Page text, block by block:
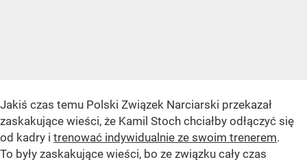
Jakiś czas temu Polski Związek Narciarski przekazał
zaskakujące wieści, że Kamil Stoch chciałby odłączyć się
od kadry i trenować indywidualnie ze swoim trenerem.
To były zaskakujące wieści, bo ze związku cały czas